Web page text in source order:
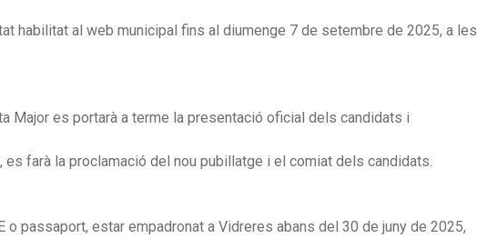
habilitat al web municipal fins al diumenge 7 de setembre de 2025, a les
Major es portarà a terme la presentació oficial dels candidats i
farà la proclamació del nou pubillatge i el comiat dels candidats.
passaport, estar empadronat a Vidreres abans del 30 de juny de 2025,